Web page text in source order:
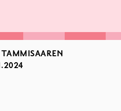
TAMMISAAREN